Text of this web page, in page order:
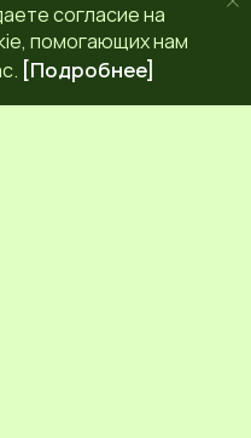
согласие на
помогающих нам
[Подробнее]